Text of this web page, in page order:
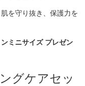
肌を守り抜き、 保護力を
ミニサイズ プレゼン
グケアセッ